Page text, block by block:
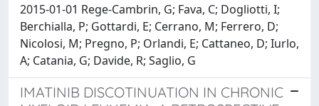
2015-01-01 Rege-Cambrin, G; Fava, C; Dogliotti, I;
Berchialla, P; Gottardi, E; Cerrano, M; Ferrero, D;
Nicolosi, M; Pregno, P; Orlandi, E; Cattaneo, D; Iurlo,
A; Catania, G; Davide, R; Saglio, G
IMATINIB DISCOTINUATION IN CHRONIC